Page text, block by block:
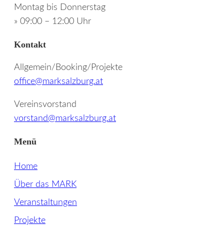
Montag bis Donnerstag
» 09:00 – 12:00 Uhr
Kontakt
Allgemein/Booking/Projekte
office@marksalzburg.at
Vereinsvorstand
vorstand@marksalzburg.at
Menü
Home
Über das MARK
Veranstaltungen
Projekte